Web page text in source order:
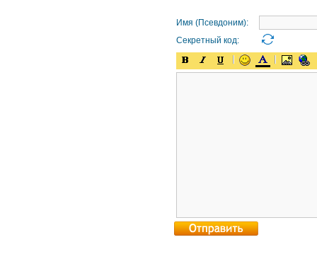
Имя (Псевдоним):
Секретный код: